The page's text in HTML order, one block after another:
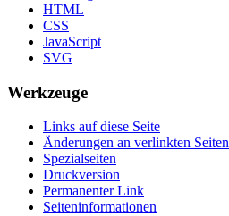
HTML
CSS
JavaScript
SVG
Werkzeuge
Links auf diese Seite
Änderungen an verlinkten Seiten
Spezialseiten
Druckversion
Permanenter Link
Seiten­informationen